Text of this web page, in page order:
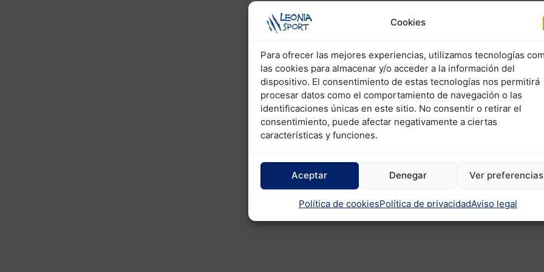
Cookies
Para ofrecer las mejores experiencias, utilizamos tecnologías
las cookies para almacenar y/o acceder a la información del
dispositivo. El consentimiento de estas tecnologías nos permitirá
procesar datos como el comportamiento de navegación o las
identificaciones únicas en este sitio. No consentir o retirar el
consentimiento, puede afectar negativamente a ciertas
características y funciones.
Aceptar Denegar Ver preferencias
Política de cookiesPolítica de privacidadAviso legal